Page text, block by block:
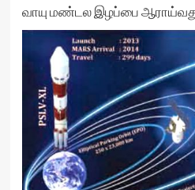
வாயு மண்டல இழப்பை